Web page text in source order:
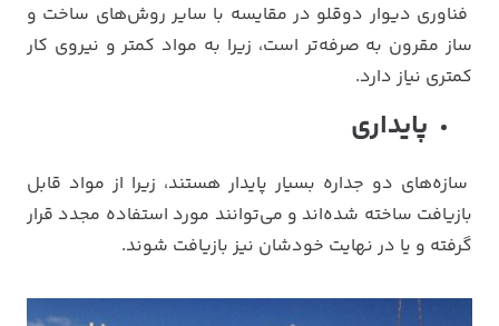
فناوری دیوار دوقلو در مقایسه با سایر روش‌های ساخت و
ساز مقرون به صرفه‌تر است، زیرا به مواد کمتر و نیروی کار
کمتری نیاز دارد.
پایداری
سازه‌های دو جداره بسیار پایدار هستند، زیرا از مواد قابل
بازیافت ساخته شده‌اند و می‌توانند مورد استفاده مجدد قرار
گرفته و یا در نهایت خودشان نیز بازیافت شوند.